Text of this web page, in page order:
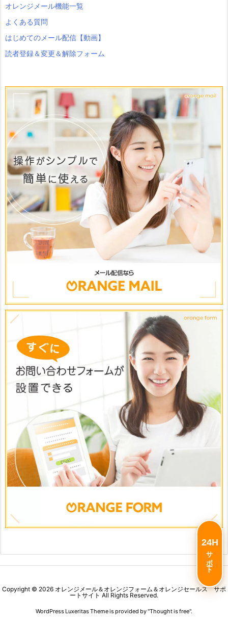
オレンジメール機能一覧
よくある質問
はじめてのメール配信【動画】
読者登録＆変更＆解除フォーム
Copyright © 2026 オレンジメール＆オレンジフォーム＆オレンジセールス サポ
ートサイト All Rights Reserved.
WordPress Luxeritas Theme is provided by "Thought is free".
24H
サポート